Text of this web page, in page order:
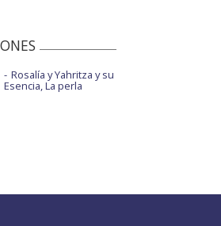
Rosalía y Yahritza y su
Esencia, La perla